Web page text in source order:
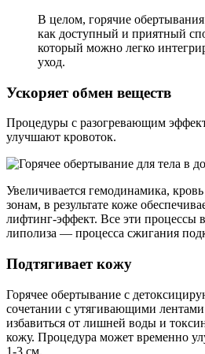
В целом, горячие
как доступный и приятный
который можно легко
уход.
Ускоряет обмен веществ
Процедуры с разогревающим
улучшают кровоток.
Увеличивается гемодинамика,
зонам, в результате коже
лифтинг-эффект. Все эти процессы
липолиза — процесса сжигания
Подтягивает кожу
Горячее обертывание с
сочетании с утягивающими лентами
избавиться от лишней воды и
кожу. Процедура может временно
1-3 см.